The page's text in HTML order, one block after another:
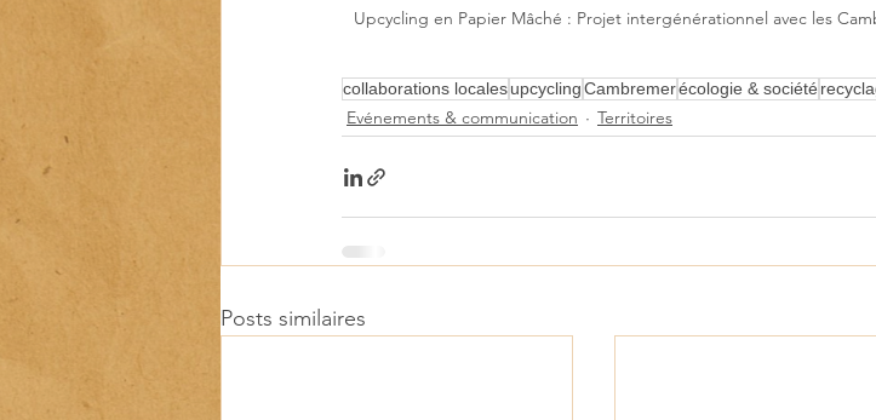
Upcycling en Papier Mâché : Projet intergénérationnel avec les
collaborations localesupcyclingCambremerécologie & société
Evénements & communication Territoires
Posts similaires